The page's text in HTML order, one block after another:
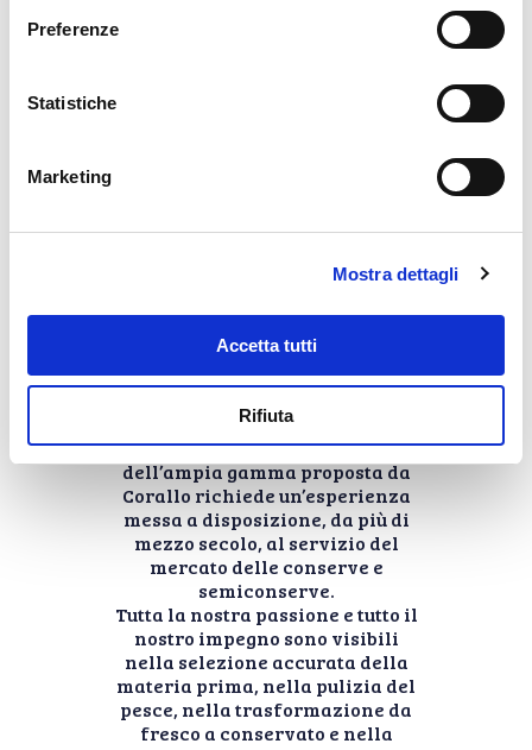
Preferenze
Statistiche
Marketing
Mostra dettagli
Accetta tutti
Rifiuta
Corallo: la
conoscenza della
materia prima
e delle tecniche conserviere, sia
tradizionali che innovative,
prodotti di qualità ad un prezzo
conveniente. Ogni specie ittica
dell’ampia gamma proposta da
Corallo richiede un’esperienza
messa a disposizione, da più di
mezzo secolo, al servizio del
mercato delle conserve e
semiconserve.
Tutta la nostra passione e tutto il
nostro impegno sono visibili
nella selezione accurata della
materia prima, nella pulizia del
pesce, nella trasformazione da
fresco a conservato e nella